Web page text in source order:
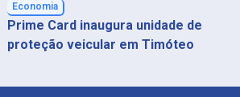
Economia
Prime Card inaugura unidade de
proteção veicular em Timóteo